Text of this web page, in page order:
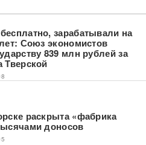
зарабатывали на
Союз экономистов
839 млн рублей за
Тверской
раскрыта «фабрика
доносов